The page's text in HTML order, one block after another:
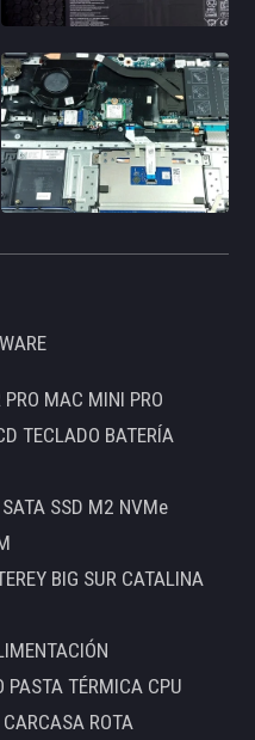
MAC MINI PRO
TECLADO BATERÍA
SSD M2 NVMe
BIG SUR CATALINA
TÉRMICA CPU
ROTA